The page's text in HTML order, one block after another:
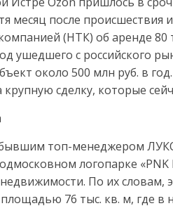
месяц после происшествия
(НТК) об аренде
ушедшего с российского
около 500 млн руб. в
сделку, которые
бывшим топ-менеджером
логопарке
По их словам,
76 тыс. кв. м, где в